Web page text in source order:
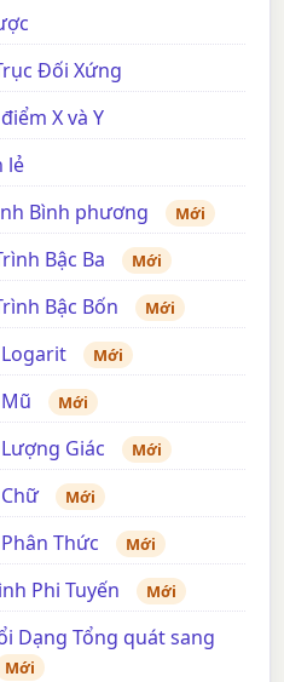
Đối Xứng
X và Y
lẻ
Bình phương
Mới
Bậc Ba Mới
Bậc Bốn Mới
Mới
Mới
Giác Mới
Mới
Thức Mới
Phi Tuyến Mới
Dạng Tổng quát sang
Mới